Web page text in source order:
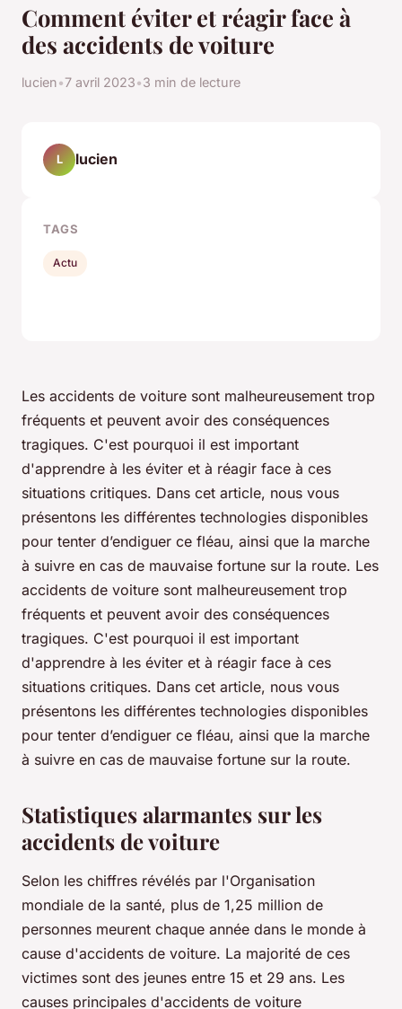
Comment éviter et réagir face à
des accidents de voiture
lucien•7 avril 2023•3 min de lecture
Les accidents de voiture sont malheureusement trop
fréquents et peuvent avoir des conséquences
tragiques. C'est pourquoi il est important
d'apprendre à les éviter et à réagir face à ces
situations critiques. Dans cet article, nous vous
présentons les différentes technologies disponibles
pour tenter d’endiguer ce fléau, ainsi que la marche
à suivre en cas de mauvaise fortune sur la route. Les
accidents de voiture sont malheureusement trop
fréquents et peuvent avoir des conséquences
tragiques. C'est pourquoi il est important
d'apprendre à les éviter et à réagir face à ces
situations critiques. Dans cet article, nous vous
présentons les différentes technologies disponibles
pour tenter d’endiguer ce fléau, ainsi que la marche
à suivre en cas de mauvaise fortune sur la route.
Statistiques alarmantes sur les
accidents de voiture
Selon les chiffres révélés par l'Organisation
mondiale de la santé, plus de 1,25 million de
personnes meurent chaque année dans le monde à
cause d'accidents de voiture. La majorité de ces
victimes sont des jeunes entre 15 et 29 ans. Les
causes principales d'accidents de voiture
L lucien
TAGS
Actu